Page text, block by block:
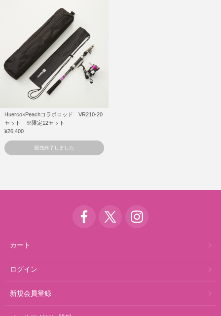
Huerco×Peachコラボロッド VR210-20
セット ※限定12セット
¥26,400
販売終了しました
カート
ログイン
新規会員登録